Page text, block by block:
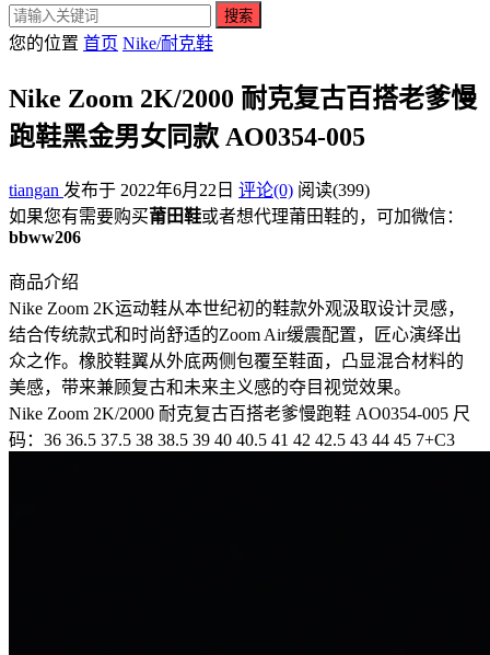
搜索
您的位置 首页 Nike/耐克鞋
Nike Zoom 2K/2000 耐克复古百搭老爹慢
跑鞋黑金男女同款 AO0354-005
tiangan 发布于 2022年6月22日 评论(0) 阅读(399)
如果您有需要购买莆田鞋或者想代理莆田鞋的，可加微信：
bbww206
商品介绍
Nike Zoom 2K运动鞋从本世纪初的鞋款外观汲取设计灵感，
结合传统款式和时尚舒适的Zoom Air缓震配置，匠心演绎出
众之作。橡胶鞋翼从外底两侧包覆至鞋面，凸显混合材料的
美感，带来兼顾复古和未来主义感的夺目视觉效果。
Nike Zoom 2K/2000 耐克复古百搭老爹慢跑鞋 AO0354-005 尺
码：36 36.5 37.5 38 38.5 39 40 40.5 41 42 42.5 43 44 45 7+C3